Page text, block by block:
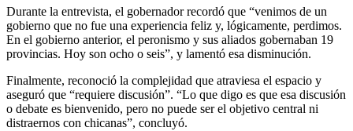
Durante la entrevista, el gobernador recordó que “venimos de un
gobierno que no fue una experiencia feliz y, lógicamente, perdimos.
En el gobierno anterior, el peronismo y sus aliados gobernaban 19
provincias. Hoy son ocho o seis”, y lamentó esa disminución.
Finalmente, reconoció la complejidad que atraviesa el espacio y
aseguró que “requiere discusión”. “Lo que digo es que esa discusión
o debate es bienvenido, pero no puede ser el objetivo central ni
distraernos con chicanas”, concluyó.